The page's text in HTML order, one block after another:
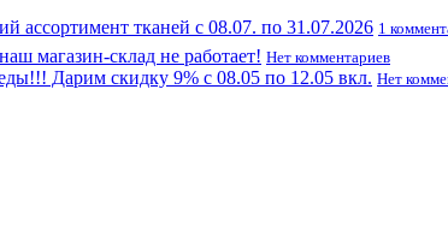
ассортимент тканей с 08.07. по 31.07.2026 1
магазин-склад не работает! Нет комментариев
Дарим скидку 9% с 08.05 по 12.05 вкл. Нет